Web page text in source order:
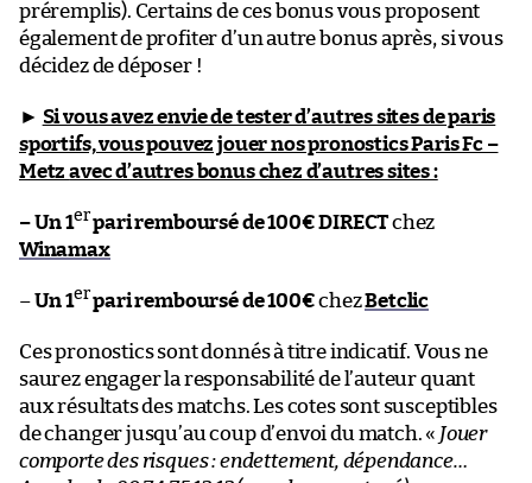
préremplis). Certains de ces bonus vous proposent
également de profiter d’un autre bonus après, si vous
décidez de déposer !
► Si vous avez envie de tester d’autres sites de paris
sportifs, vous pouvez jouer nos pronostics Paris Fc –
Metzavec d’autres bonus chez d’autres sites :
– Un 1erpari remboursé de 100€ DIRECTchez
Winamax
–Un 1erpari remboursé de 100€chezBetclic
Ces pronostics sont donnés à titre indicatif. Vous ne
saurez engager la responsabilité de l’auteur quant
aux résultats des matchs. Les cotes sont susceptibles
de changer jusqu’au coup d’envoi du match. « Jouer
comporte des risques : endettement, dépendance…